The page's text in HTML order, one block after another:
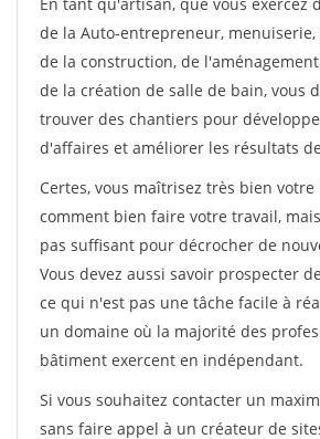
de la Auto-entrepreneur,
de la construction, de
de la création de salle de bain, vous
trouver des chantiers pour
d'affaires et améliorer les résultats
Certes, vous maîtrisez très bien votre
comment bien faire votre travail,
pas suffisant pour décrocher de
Vous devez aussi savoir prospecter
ce qui n'est pas une tâche facile à
un domaine où la majorité des
bâtiment exercent en indépendant.
Si vous souhaitez contacter un
sans faire appel à un créateur de